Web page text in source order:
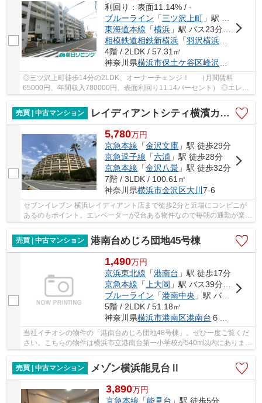
利回り：表面11.14% / -
ブルーライン 「三ツ沢上町」駅 徒歩14分
東海道本線 「横浜」駅 バス23分 「三ッ沢池」 停歩1分
相模鉄道相鉄新横浜「羽沢横浜国大
4階 / 2LDK / 57.31㎡
神奈川県横浜市保土ケ谷区峰沢町
◎三ツ沢上町徒歩14分の2LDK、オーナーチェンジ！ （月間賃料
65000円、年間収入780000円、表面利回り11.14パーセント） ◎エレベ
売買 | 中古マンション
レイディアントシティ横濱カルティエ6
5,780万円
京急本線 「金沢文庫 」駅 徒歩29分
京急逗子線 「六浦 」駅 徒歩28分
京急本線 「金沢八景 」駅 徒歩32分
7階 / 3LDK / 100.61㎡
神奈川県横浜市金沢区大川7-6
セブンイレブン 横浜レイディアント店まで徒歩2分と近場にコンビニが
あるのもポイント。エレベーターが2台ある物件なので毎朝の通勤が楽に
売買 | 中古マンション
港南台めじろ団地45号棟
1,490万円
京浜東北線 「港南台 」駅 徒歩17分
京急本線 「 上大岡 」駅 バス39分 「榎戸（横浜市）」 停歩7分
ブルーライン 「港南中央 」駅 バス30分 「榎戸（横浜市）」 停歩7分
5階 / 2LDK / 51.18㎡
神奈川県横浜市港南区港南台 ６丁目1-25
当社イチオシの物件の「港南台めじろ団地48号棟」。ぜひ一度ご覧くだ
さい。こちらの物件は横浜市立港南台第一小学校が540m以内にありま
す。中古マンションなら、物件の購入もスムーズ...
売買 | 中古マンション
メゾン横浜能見台Ⅱ
3,890万円
京急本線 「能見台 」駅 徒歩5分